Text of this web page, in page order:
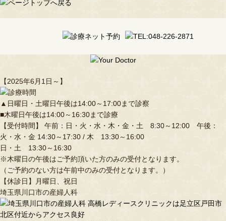
【2025年6月1日～】
▲日曜日・土曜日午後は14:00～17:00まで診察
■木曜日午後は14:00～16:30まで診療
【受付時間】 午前：日・火・水・木・金・土 8:30～12:00 午後：
火・水・金 14:30～17:30 / 木 13:30～16:00
日・土 13:30～16:30
※木曜日の午後はご予約頂いた方のみの受付となります。
（ご予約のない方は午前中のみの受付となります。）
【休診日】月曜日、祝日
埼玉県川口市の産婦人科